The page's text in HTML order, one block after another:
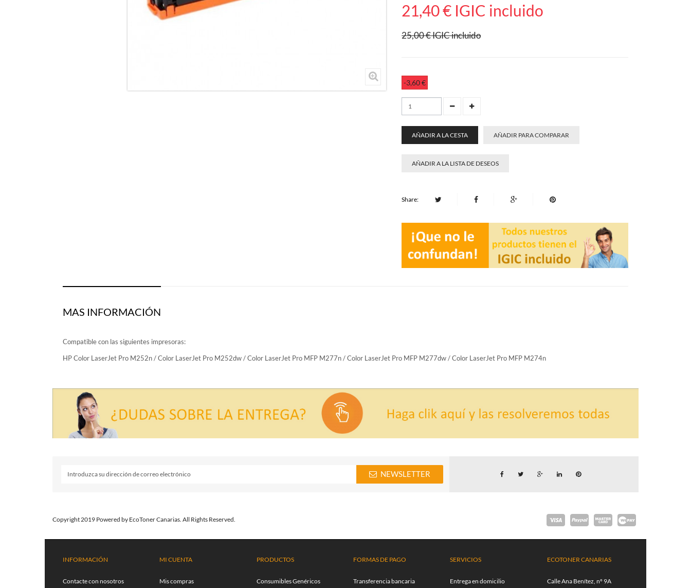
21,40 € IGIC incluido
25,00 €IGIC incluido
-3,60 €
AÑADIR A LA CESTA AÑADIR PARA COMPARAR
AÑADIR A LA LISTA DE DESEOS
Share:
MAS INFORMACIÓN
Compatible con las siguientes impresoras:
HP Color LaserJet Pro M252n / Color LaserJet Pro M252dw / Color LaserJet Pro MFP M277n / Color LaserJet Pro MFP M277dw / Color LaserJet Pro MFP M274n
NEWSLETTER
Copyright 2019 Powered by EcoToner Canarias. All Rights Reserved.
INFORMACIÓN
Contacte con nosotros
MI CUENTA
Mis compras
PRODUCTOS
Consumibles Genéricos
FORMAS DE PAGO
Transferencia bancaria
SERVICIOS
Entrega en domicilio
ECOTONER CANARIAS
Calle Ana Benítez, nº 9A